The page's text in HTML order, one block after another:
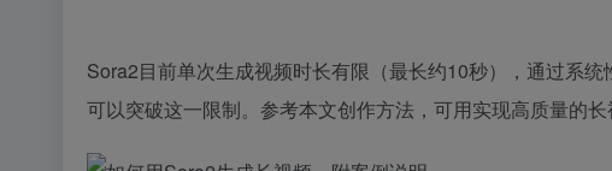
Sora2目前单次生成视频时长有限（最长约10秒），通过系
可以突破这一限制。参考本文创作方法，可用实现高质量的长